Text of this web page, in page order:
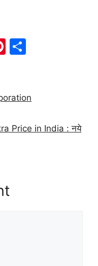
Pi
e e
Price in India : नये